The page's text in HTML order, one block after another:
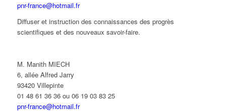
pnr-france@hotmail.fr
Diffuser et instruction des connaissances des progrès
scientifiques et des nouveaux savoir-faire.
M. Manith MIECH
6, allée Alfred Jarry
93420 Villepinte
01 48 61 36 36 ou 06 19 03 83 25
pnr-france@hotmail.fr